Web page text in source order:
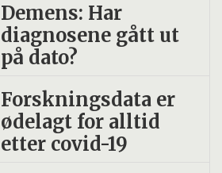
Demens: Har
diagnosene gått ut
på dato?
Forskningsdata er
ødelagt for alltid
etter covid-19